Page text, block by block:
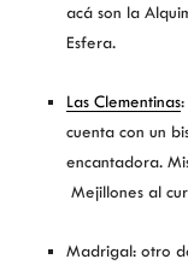
acá son la
Esfera.
Las Clementinas
cuenta con un
encantadora.
Mejillones al
Madrigal: otro